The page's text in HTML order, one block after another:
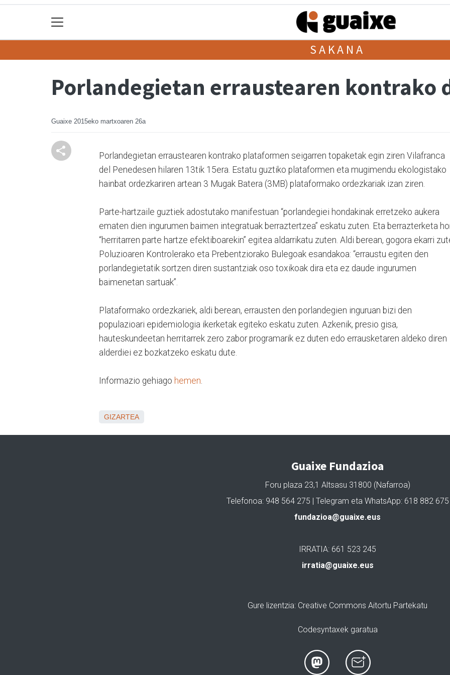
SAKANA
Porlandegietan erraustearen kontrako
Guaixe 2015eko martxoaren 26a
Porlandegietan erraustearen kontrako plataformen seigarren topaketak egin ziren Vilafranca
del Penedesen hilaren 13tik 15era. Estatu guztiko plataformen eta mugimendu ekologistako
hainbat ordezkariren artean 3 Mugak Batera (3MB) plataformako ordezkariak izan ziren.
Parte-hartzaile guztiek adostutako manifestuan “porlandegiei hondakinak erretzeko aukera
ematen dien ingurumen baimen integratuak berraztertzea” eskatu zuten. Eta berrazterketa
“herritarren parte hartze efektiboarekin” egitea aldarrikatu zuten. Aldi berean, gogora ekarri
Poluzioaren Kontrolerako eta Prebentziorako Bulegoak esandakoa: “erraustu egiten den
porlandegietatik sortzen diren sustantziak oso toxikoak dira eta ez daude ingurumen
baimenetan sartuak”.
Plataformako ordezkariek, aldi berean, errausten den porlandegien inguruan bizi den
populazioari epidemiologia ikerketak egiteko eskatu zuten. Azkenik, presio gisa,
hauteskundeetan herritarrek zero zabor programarik ez duten edo errausketaren aldeko diren
alderdiei ez bozkatzeko eskatu dute.
Informazio gehiago hemen.
GIZARTEA
Guaixe Fundazioa
Foru plaza 23,1 Altsasu 31800 (Nafarroa)
Telefonoa: 948 564 275 | Telegram eta WhatsApp: 618 882 675
fundazioa@guaixe.eus
IRRATIA: 661 523 245
irratia@guaixe.eus
Gure lizentzia: Creative Commons Aitortu Partekatu
Codesyntaxek garatua